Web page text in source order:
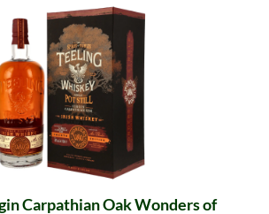
Carpathian Oak Wonders of